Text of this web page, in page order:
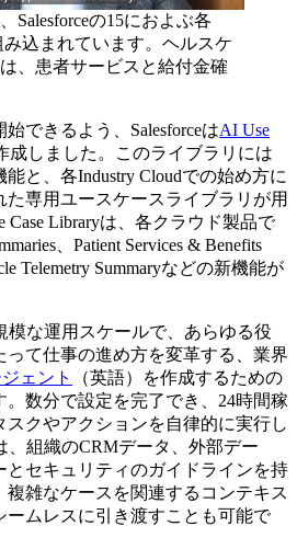
Salesforceの15におよぶ各
み込まれています。ヘルスケ
、患者サービスと給付金確
できるよう、SalesforceはAI Use
成しました。このライブラリには
能と、各Industry Cloudでの始め方に
専用ユースケースライブラリが用
Case Libraryは、各クラウド製品で
、Patient Services & Benefits
Telemetry Summaryなどの新機能が
模な運用スケールで、あらゆる役
て仕事の進め方を変革する、業界
ェント
（英語）を作成するための
数分で設定を完了でき、24時間稼
クやアクションを自律的に実行し
、組織のCRMデータ、外部デー
とセキュリティのガイドラインを持
雑なケースを関連するコンテキス
ームレスに引き渡すことも可能で